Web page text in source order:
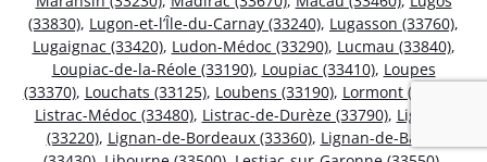
(33830), Lugon-et-l’Île-du-Carnay (33240), Lugasson (33760),
Lugaignac (33420), Ludon-Médoc (33290), Lucmau (33840),
Loupiac-de-la-Réole (33190), Loupiac (33410), Loupes
(33370), Louchats (33125), Loubens (33190), Lormont (33310)
Listrac-Médoc (33480), Listrac-de-Durèze (33790), Ligueux
(33220), Lignan-de-Bordeaux (33360), Lignan-de-Bazas